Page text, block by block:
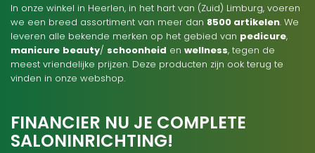
In onze winkel in Heerlen, in het hart van (Zuid) Limburg, voeren
we een breed assortiment van meer dan 8500 artikelen. We
leveren alle bekende merken op het gebied van pedicure,
manicure beauty/ schoonheid en wellness, tegen de
meest vriendelijke prijzen. Deze producten zijn ook terug te
vinden in onze webshop.
FINANCIER NU JE COMPLETE
SALONINRICHTING!